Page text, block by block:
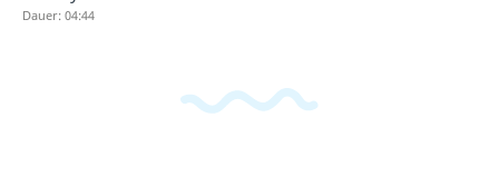
Dauer: 04:44